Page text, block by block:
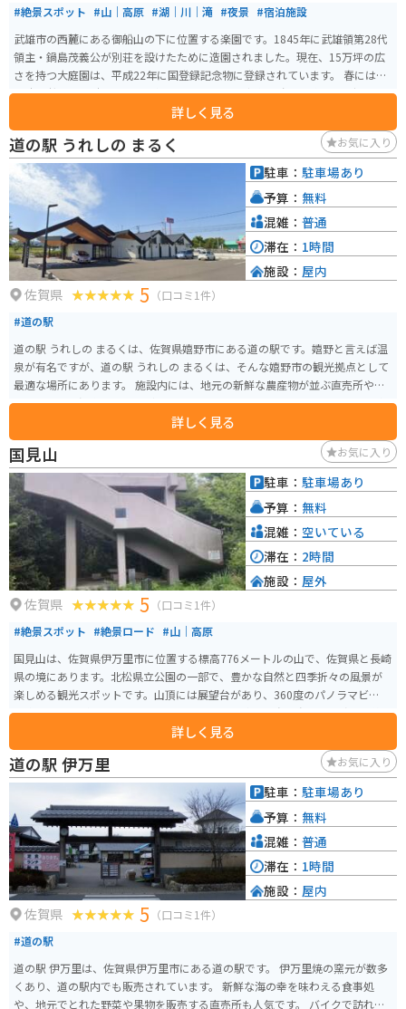
#絶景スポット #山｜高原 #湖｜川｜滝 #夜景 #宿泊施設
武雄市の西麓にある御船山の下に位置する楽園です。1845年に武雄領第28代
領主・鍋島茂義公が別荘を設けたために造園されました。現在、15万坪の広
さを持つ大庭園は、平成22年に国登録記念物に登録されています。 春には2,0
00本の桜と20万本のツツジが咲き誇り、夏には新作を含む21作品のデジタル
アートプロジェクトが楽しめます。四季を通じて自然とアートが一体となっ
た景色を楽しむことができます。写真映えのスポットがたくさんあります。
詳しく見る
道の駅 うれしの まるく お気に入り
佐賀県 5 （口コミ1件）
#道の駅
道の駅 うれしの まるくは、佐賀県嬉野市にある道の駅です。嬉野と言えば温
泉が有名ですが、道の駅 うれしの まるくは、そんな嬉野市の観光拠点として
最適な場所にあります。 施設内には、地元の新鮮な農産物が並ぶ直売所や、
嬉野茶や嬉野温泉コスメなど、お土産に最適な特産品を販売するショップが
とができます。特に、佐賀牛を使ったメニューがおすすめです。バイクで訪れ
た際には、駐車場も広々としているので安心です。道の駅 うれしの まるくで
休憩を挟みながら、嬉野観光を楽しんでください。
詳しく見る
駐車： 駐車場あり
予算： 無料
混雑： 普通
滞在： 1時間
施設： 屋内
国見山 お気に入り
佐賀県 5 （口コミ1件）
#絶景スポット #絶景ロード #山｜高原
国見山は、佐賀県伊万里市に位置する標高776メートルの山で、佐賀県と長崎
県の境にあります。北松県立公園の一部で、豊かな自然と四季折々の風景が
楽しめる観光スポットです。山頂には展望台があり、360度のパノラマビュー
を楽しむことができます。特に晴れた日には、遠く五島列島まで見渡せる絶
景が広がります。また、登山道が整備されており、初心者から上級者まで楽
しめるコースが用意されています。ハイキングやバードウォッチングを楽し
む人々にも人気があります。 春には桜やツツジが咲き誇り、秋には紅葉が美
しく、自然の美しさを堪能できます。また、国見湖畔公園も近くにあり、ピ
クニックや散策に最適な場所です。キャンプ場も併設されており、アウトド
アを満喫することができます。アクセスも良好で、伊万里市内から車で約1時
間の距離にあります。
詳しく見る
駐車： 駐車場あり
予算： 無料
混雑： 空いている
滞在： 2時間
施設： 屋外
道の駅 伊万里 お気に入り
佐賀県 5 （口コミ1件）
#道の駅
道の駅 伊万里は、佐賀県伊万里市にある道の駅です。 伊万里焼の窯元が数多
くあり、道の駅内でも販売されています。 新鮮な海の幸を味わえる食事処
や、地元でとれた野菜や果物を販売する直売所も人気です。 バイクで訪れる
駐車： 駐車場あり
予算： 無料
混雑： 普通
滞在： 1時間
施設： 屋内